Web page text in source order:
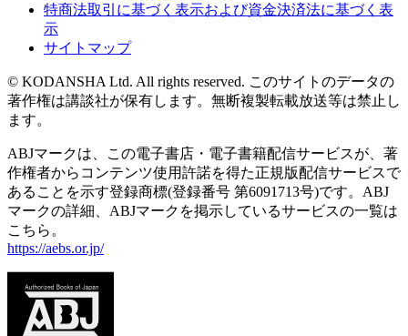
特商法取引に基づく表示および資金決済法に基づく表
示
サイトマップ
© KODANSHA Ltd. All rights reserved. このサイトのデータの
著作権は講談社が保有します。無断複製転載放送等は禁止し
ます。
ABJマークは、この電子書店・電子書籍配信サービスが、著
作権者からコンテンツ使用許諾を得た正規版配信サービスで
あることを示す登録商標(登録番号 第6091713号)です。ABJ
マークの詳細、ABJマークを掲示しているサービスの一覧は
こちら。
https://aebs.or.jp/